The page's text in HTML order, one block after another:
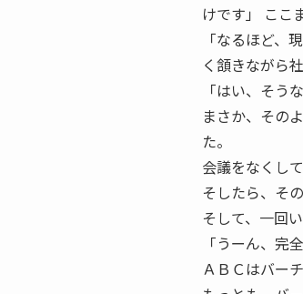
けです」 ここ
「なるほど、
く頷きながら
「はい、そう
まさか、その
た。
会議をなくし
そしたら、そ
そして、一回
「うーん、完
ＡＢＣはバー